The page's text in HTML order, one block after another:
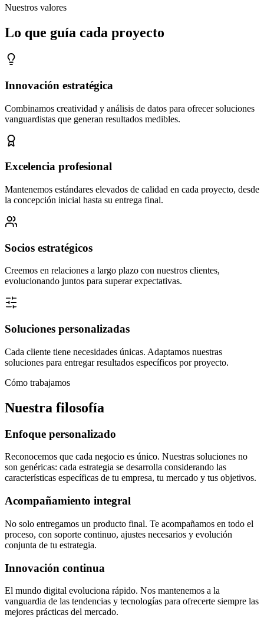
Nuestros valores
Lo que guía cada proyecto
Innovación estratégica
Combinamos creatividad y análisis de datos para ofrecer soluciones
vanguardistas que generan resultados medibles.
Excelencia profesional
Mantenemos estándares elevados de calidad en cada proyecto, desde
la concepción inicial hasta su entrega final.
Socios estratégicos
Creemos en relaciones a largo plazo con nuestros clientes,
evolucionando juntos para superar expectativas.
Soluciones personalizadas
Cada cliente tiene necesidades únicas. Adaptamos nuestras
soluciones para entregar resultados específicos por proyecto.
Cómo trabajamos
Nuestra filosofía
Enfoque personalizado
Reconocemos que cada negocio es único. Nuestras soluciones no
son genéricas: cada estrategia se desarrolla considerando las
características específicas de tu empresa, tu mercado y tus objetivos.
Acompañamiento integral
No solo entregamos un producto final. Te acompañamos en todo el
proceso, con soporte continuo, ajustes necesarios y evolución
conjunta de tu estrategia.
Innovación continua
El mundo digital evoluciona rápido. Nos mantenemos a la
vanguardia de las tendencias y tecnologías para ofrecerte siempre las
mejores prácticas del mercado.